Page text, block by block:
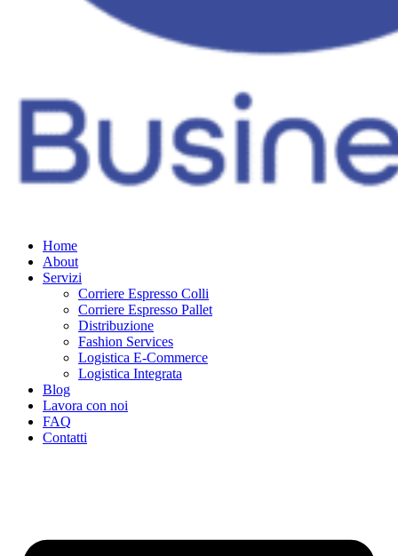
Home
About
Servizi
Corriere Espresso Colli
Corriere Espresso Pallet
Distribuzione
Fashion Services
Logistica E-Commerce
Logistica Integrata
Blog
Lavora con noi
FAQ
Contatti